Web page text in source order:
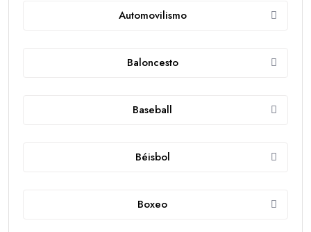
Automovilismo
Baloncesto
Baseball
Béisbol
Boxeo